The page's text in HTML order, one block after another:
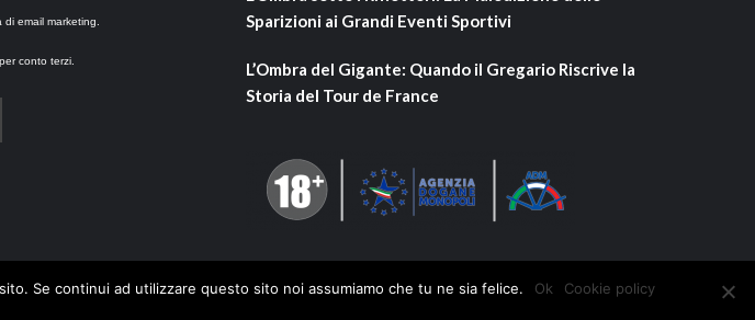
email marketing.
conto terzi.
Sparizioni ai Grandi Eventi Sportivi
L’Ombra del Gigante: Quando il Gregario Riscrive la
Storia del Tour de France
Se continui ad utilizzare questo sito noi assumiamo che tu ne sia felice. Ok Cookie policy